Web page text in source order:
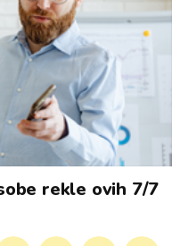
rekle ovih 7/7